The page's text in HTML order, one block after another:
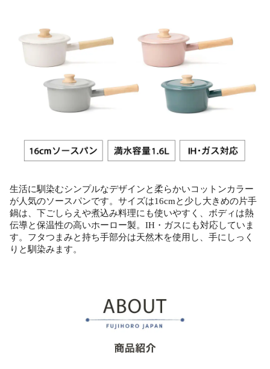
生活に馴染むシンプルなデザインと柔らかいコットンカラー
が人気のソースパンです。サイズは16cmと少し大きめの片手
鍋は、下ごしらえや煮込み料理にも使いやすく、ボディは熱
伝導と保温性の高いホーロー製。IH・ガスにも対応していま
す。フタつまみと持ち手部分は天然木を使用し、手にしっく
りと馴染みます。